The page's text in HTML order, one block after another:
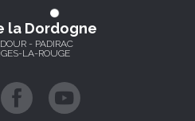
la Dordogne
- PADIRAC
LA-ROUGE